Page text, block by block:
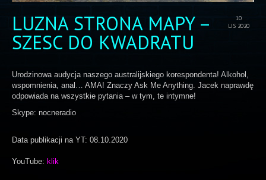
10
LIS 2020
LUZNA STRONA MAPY –
SZESC DO KWADRATU
Urodzinowa audycja naszego australijskiego korespondenta! Alkohol,
wspomnienia, anal… AMA! Znaczy Ask Me Anything. Jacek naprawdę
odpowiada na wszystkie pytania – w tym, te intymne!
Skype: nocneradio
Data publikacji na YT: 08.10.2020
YouTube: klik